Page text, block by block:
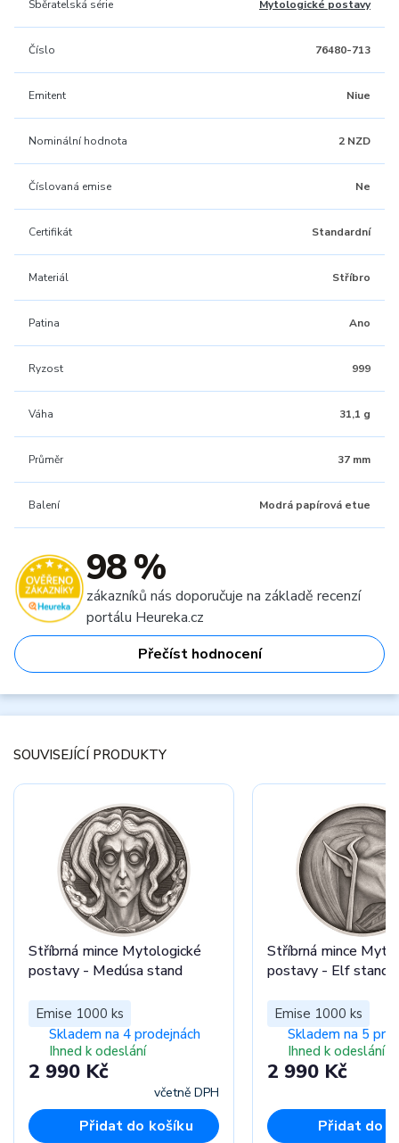
Sběratelská série Mytologické postavy
Číslo 76480-713
Emitent Niue
Nominální hodnota 2 NZD
Číslovaná emise Ne
Certifikát Standardní
Materiál Stříbro
Patina Ano
Ryzost 999
Váha 31,1 g
Průměr 37 mm
Balení Modrá papírová etue
98 %
zákazníků nás doporučuje na základě recenzí
portálu Heureka.cz
Přečíst hodnocení
SOUVISEJÍCÍ PRODUKTY
Stříbrná mince Mytologické
postavy - Medúsa stand
Emise 1000 ks
Skladem na 4 prodejnách
Ihned k odeslání
2 990 Kč
včetně DPH
Přidat do košíku
Stříbrná mince
postavy - Elf stand
Emise 1000 ks
Skladem na 5
Ihned k odeslání
2 990 Kč
Přidat do